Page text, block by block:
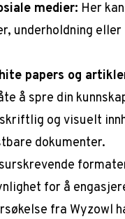
medier: Her
underholdning
papers og
å spre din
og visuelt
dokumenter.
for å
fra Wyzowl